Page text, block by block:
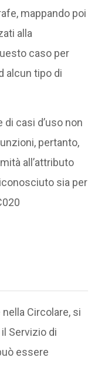
mappando poi
alla
caso per
alcun tipo di
casi d’uso non
pertanto,
all’attributo
sia per
Circolare, si
Servizio di
essere